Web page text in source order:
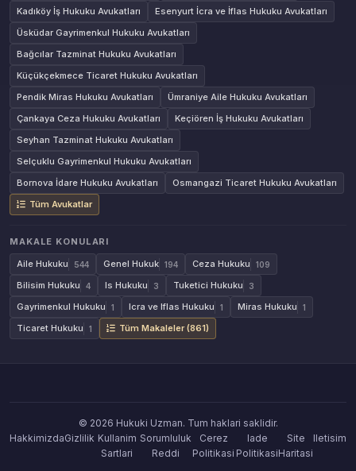
Kadıköy İş Hukuku Avukatları
Esenyurt İcra ve İflas Hukuku Avukatları
Üsküdar Gayrimenkul Hukuku Avukatları
Bağcılar Tazminat Hukuku Avukatları
Küçükçekmece Ticaret Hukuku Avukatları
Pendik Miras Hukuku Avukatları
Ümraniye Aile Hukuku Avukatları
Çankaya Ceza Hukuku Avukatları
Keçiören İş Hukuku Avukatları
Seyhan Tazminat Hukuku Avukatları
Selçuklu Gayrimenkul Hukuku Avukatları
Bornova İdare Hukuku Avukatları
Osmangazi Ticaret Hukuku Avukatları
Tüm Avukatlar
MAKALE KONULARI
Aile Hukuku
544 Genel Hukuk 194 Ceza Hukuku 109
Bilisim Hukuku 4 Is Hukuku 3 Tuketici Hukuku 3
Gayrimenkul Hukuku 1 Icra ve Iflas Hukuku 1 Miras Hukuku 1
Ticaret Hukuku 1 Tüm Makaleler (861)
© 2026 Hukuki Uzman. Tum haklari saklidir.
HakkimizdaGizlilik Kullanim
Sartlari
Sorumluluk
Reddi
Cerez
Politikasi
Iade
Politikasi
Site
Haritasi
Iletisim